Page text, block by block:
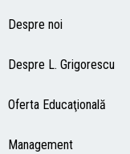
Despre noi
Despre L. Grigorescu
Oferta Educaţională
Management